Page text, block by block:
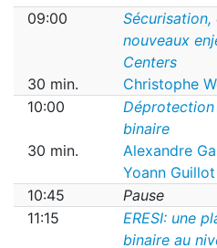
09:00
nouveaux
Centers
Christophe
30 min.
10:00
binaire
Alexandre
Yoann Guillot
30 min.
10:45
Pause
11:15
ERESI: une
binaire au